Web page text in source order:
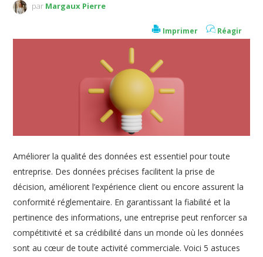
par Margaux Pierre
Réagir
Imprimer
Améliorer la qualité des données est essentiel pour toute
entreprise. Des données précises facilitent la prise de
décision, améliorent l’expérience client ou encore assurent la
conformité réglementaire. En garantissant la fiabilité et la
pertinence des informations, une entreprise peut renforcer sa
compétitivité et sa crédibilité dans un monde où les données
sont au cœur de toute activité commerciale. Voici 5 astuces